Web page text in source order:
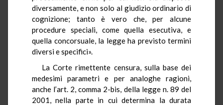
diversamente, e non solo al giudizio ordinario di
cognizione; tanto è vero che, per alcune
procedure speciali, come quella esecutiva, e
quella concorsuale, la legge ha previsto termini
diversi e specifici».
La Corte rimettente censura, sulla base dei
medesimi parametri e per analoghe ragioni,
anche l’art. 2, comma 2-bis, della legge n. 89 del
2001, nella parte in cui determina la durata